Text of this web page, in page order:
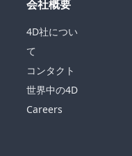
会社概要
4D社につい
て
コンタクト
世界中の4D
Careers